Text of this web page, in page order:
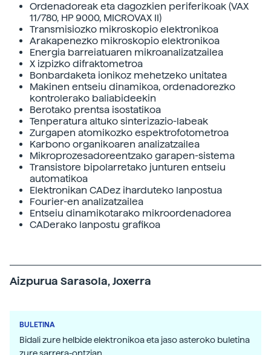
Ordenadoreak eta dagozkien periferikoak (VAX
11/780, HP 9000, MICROVAX II)
Transmisiozko mikroskopio elektronikoa
Arakapenezko mikroskopio elektronikoa
Energia barreiatuaren mikroanalizatzailea
X izpizko difraktometroa
Bonbardaketa ionikoz mehetzeko unitatea
Makinen entseiu dinamikoa, ordenadorezko
kontrolerako baliabideekin
Berotako prentsa isostatikoa
Tenperatura altuko sinterizazio-labeak
Zurgapen atomikozko espektrofotometroa
Karbono organikoaren analizatzailea
Mikroprozesadoreentzako garapen-sistema
Transistore bipolarretako junturen entseiu
automatikoa
Elektronikan CADez iharduteko lanpostua
Fourier-en analizatzailea
Entseiu dinamikotarako mikroordenadorea
CADerako lanpostu grafikoa
Aizpurua Sarasola, Joxerra
BULETINA
Bidali zure helbide elektronikoa eta jaso asteroko buletina